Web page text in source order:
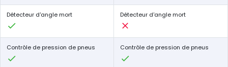
Détecteur d'angle mort Détecteur d'angle mort
Contrôle de pression de pneus Contrôle de pression de pneus